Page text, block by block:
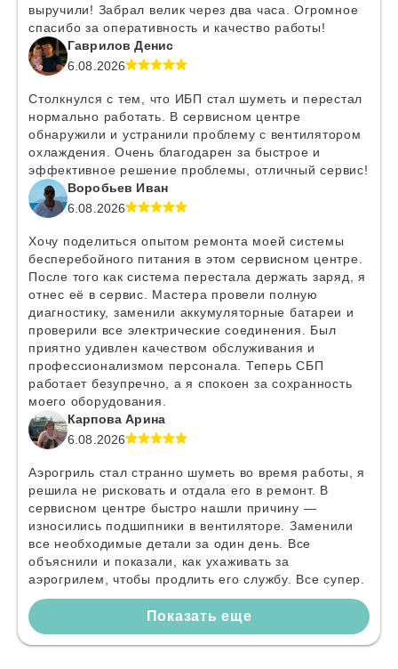
выручили! Забрал велик через два часа. Огромное
спасибо за оперативность и качество работы!
Гаврилов Денис
6.08.2026
Столкнулся с тем, что ИБП стал шуметь и перестал
нормально работать. В сервисном центре
обнаружили и устранили проблему с вентилятором
охлаждения. Очень благодарен за быстрое и
эффективное решение проблемы, отличный сервис!
Воробьев Иван
6.08.2026
Хочу поделиться опытом ремонта моей системы
бесперебойного питания в этом сервисном центре.
После того как система перестала держать заряд, я
отнес её в сервис. Мастера провели полную
диагностику, заменили аккумуляторные батареи и
проверили все электрические соединения. Был
приятно удивлен качеством обслуживания и
профессионализмом персонала. Теперь СБП
работает безупречно, а я спокоен за сохранность
моего оборудования.
Карпова Арина
6.08.2026
Аэрогриль стал странно шуметь во время работы, я
решила не рисковать и отдала его в ремонт. В
сервисном центре быстро нашли причину —
износились подшипники в вентиляторе. Заменили
все необходимые детали за один день. Все
объяснили и показали, как ухаживать за
аэрогрилем, чтобы продлить его службу. Все супер.
Показать еще